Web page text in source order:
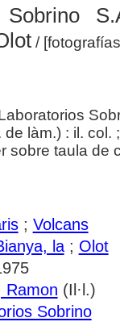
Sobrino
/
làm.) : il. col.
sobre taula de
; Volcans
la; Olot
Ramon (Il·l.)
Sobrino